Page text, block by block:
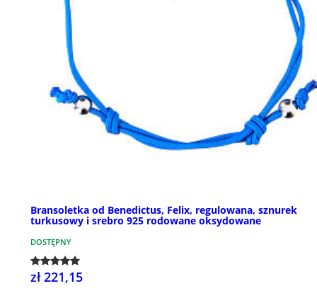
Bransoletka od Benedictus, Felix, regulowana, sznurek
turkusowy i srebro 925 rodowane oksydowane
DOSTĘPNY
zł 221,15